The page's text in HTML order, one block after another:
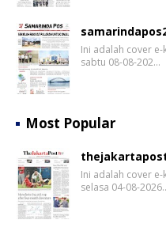
Ini adalah cover
sabtu 08-08-202…
Most Popular
Ini adalah cover
selasa 04-08-